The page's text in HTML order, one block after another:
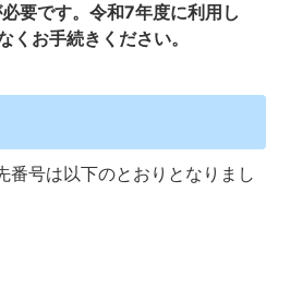
要です。 令和7年度に利用し
お手続きください。
号は以下のとおりとなりまし